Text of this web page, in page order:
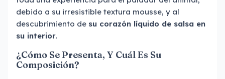
debido a su irresistible textura mousse, y al
descubrimiento de su corazón líquido de salsa en
su interior.
¿Cómo Se Presenta, Y Cuál Es Su
Composición?